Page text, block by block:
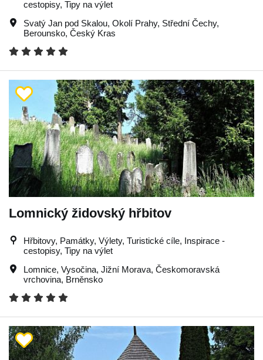
cestopisy, Tipy na výlet
Svatý Jan pod Skalou, Okolí Prahy, Střední Čechy,
Berounsko, Český Kras
Lomnický židovský hřbitov
Hřbitovy, Památky, Výlety, Turistické cíle, Inspirace -
cestopisy, Tipy na výlet
Lomnice, Vysočina, Jižní Morava, Českomoravská
vrchovina, Brněnsko